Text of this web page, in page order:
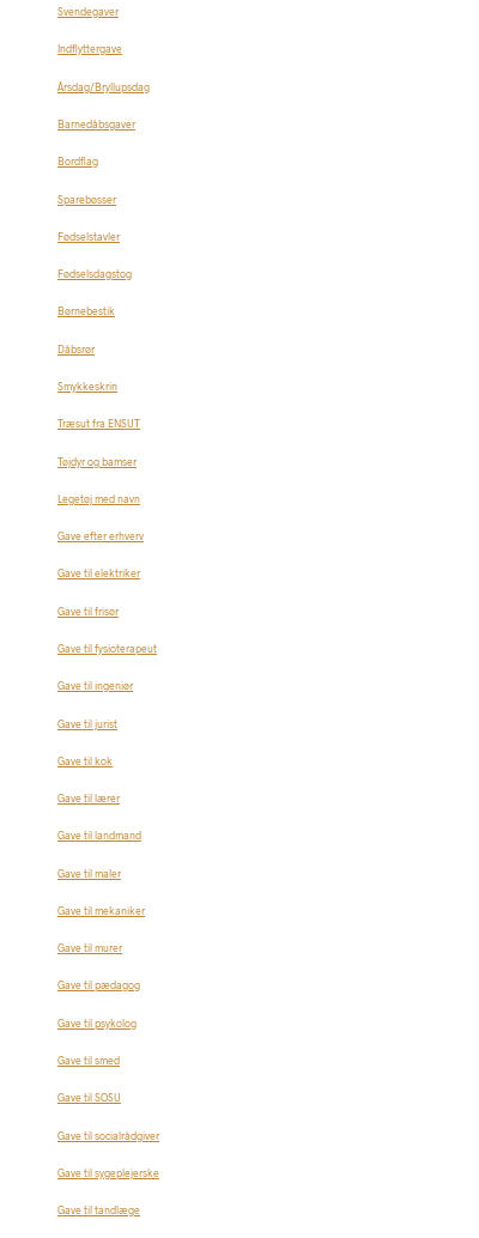
Svendegaver
Indflyttergave
Årsdag/Bryllupsdag
Barnedåbsgaver
Bordflag
Sparebøsser
Fødselstavler
Fødselsdagstog
Børnebestik
Dåbsrør
Smykkeskrin
Træsut fra ENSUT
Tøjdyr og bamser
Legetøj med navn
Gave efter erhverv
Gave til elektriker
Gave til frisør
Gave til fysioterapeut
Gave til ingeniør
Gave til jurist
Gave til kok
Gave til lærer
Gave til landmand
Gave til maler
Gave til mekaniker
Gave til murer
Gave til pædagog
Gave til psykolog
Gave til smed
Gave til SOSU
Gave til socialrådgiver
Gave til sygeplejerske
Gave til tandlæge